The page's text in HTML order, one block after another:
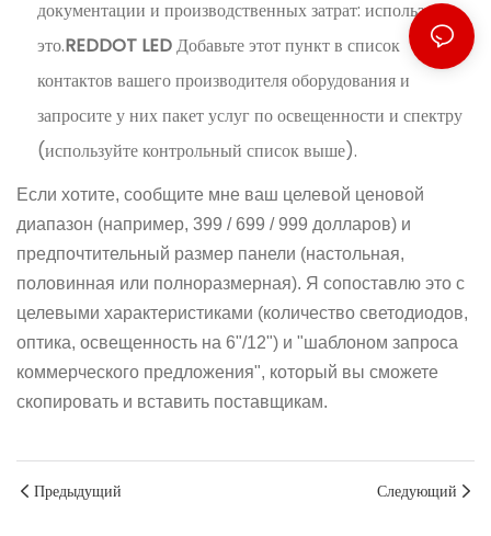
документации и производственных затрат: используйте
это.REDDOT LEDДобавьте этот пункт в список
контактов вашего производителя оборудования и
запросите у них пакет услуг по освещенности и спектру
(используйте контрольный список выше).
Если хотите, сообщите мне ваш целевой ценовой
диапазон (например, 399 / 699 / 999 долларов) и
предпочтительный размер панели (настольная,
половинная или полноразмерная). Я сопоставлю это с
целевыми характеристиками (количество светодиодов,
оптика, освещенность на 6"/12") и "шаблоном запроса
коммерческого предложения", который вы сможете
скопировать и вставить поставщикам.
Предыдущий Следующий